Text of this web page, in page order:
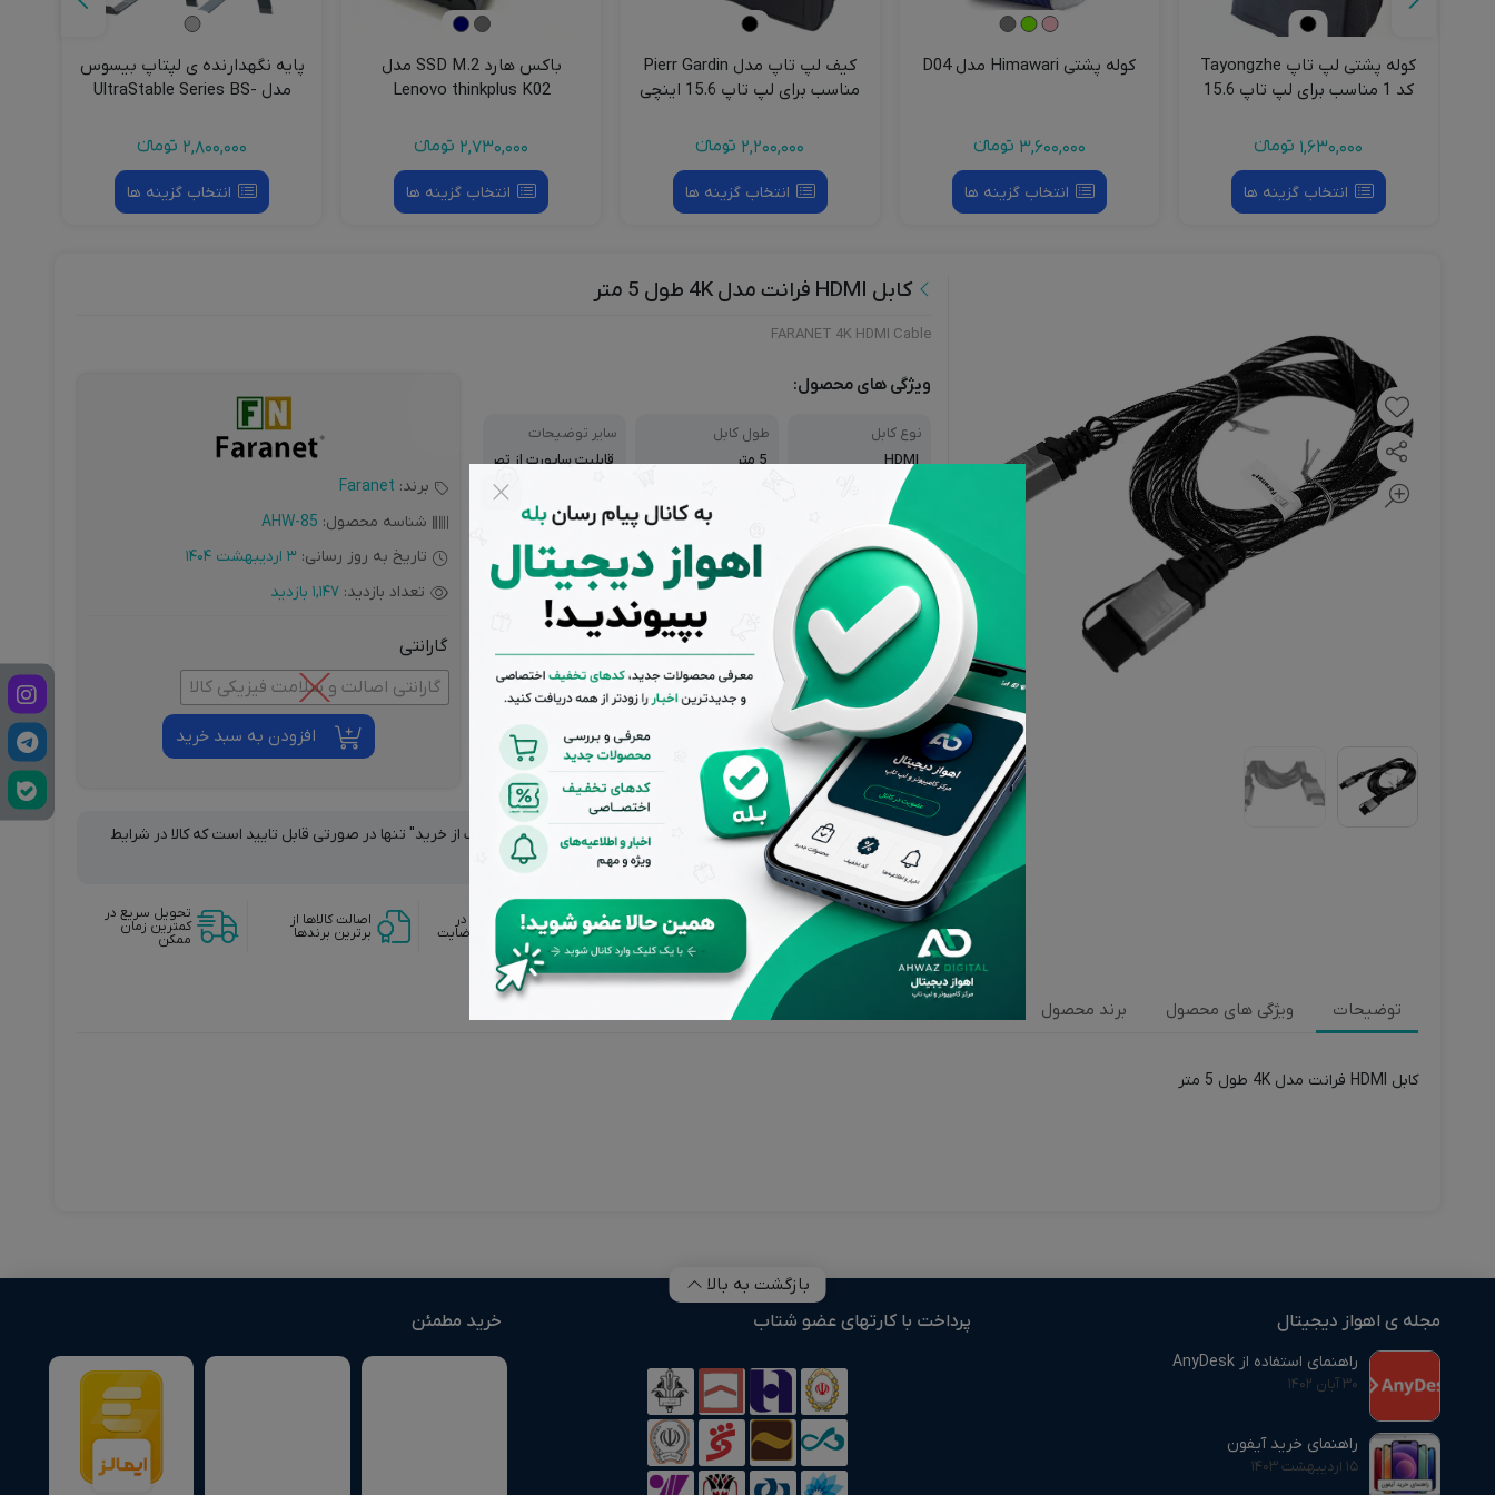
کوله پشتی لپ تاپ Tayongzhe
کد 1 مناسب برای لپ تاپ 15.6
1,630,000 تومانءء
انتخاب گزینه ها
کوله پشتی Himawari مدل D04
3,600,000 تومانءء
انتخاب گزینه ها
کیف لپ تاپ مدل Pierr Gardin
مناسب برای لپ تاپ 15.6 اینچی
2,200,000 تومانءء
انتخاب گزینه ها
باکس هارد SSD M.2 مدل
Lenovo thinkplus K02
2,730,000 تومانءء
انتخاب گزینه ها
پایه نگهدارنده ی لپتاپ بیسوس
مدل UltraStable Series BS-
2,800,000 تومانءء
انتخاب گزینه ها
کابل HDMI فرانت مدل 4K طول 5 متر
FARANET 4K HDMI Cable
ویژگی های محصول:
نوع کابل
HDMI
طول کابل
5 متر
سایر توضیحات
قابلیت ساپورت از تص
اویر ۳D، کابل شیلددا
ر سه لایه دو سر نر با
قابلیت پخش تصاویر
سه بعدی دارای سرع
ت و کیفیت بالا قابلی
ت ساپورت ۴K و FU
ب برای تلوزیون های
hd ،dvr,dvd ، سینما
ی خانگی ، کنسول جد
ید پلی استین ۳ سازگ
Cable ، DVR، DVD،
Home Theater an
d works with the
new Sony PlaySta
tion ۳. XBOX
مشاهده همه ویژگی‌ها
مشاوره و پرسش قبل از خرید
برند: Faranet
شناسه محصول: AHW-85
تاریخ به روز رسانی: 3 اردیبهشت 1404
تعداد بازدید: 1,147 بازدید
گارانتی
گارانتی اصالت و سلامت فیزیکی کالا
افزودن به سبد خرید
درخواست مرجوع کردن کالا در گروه کابل صوتی و تصویری با دلیل "انصراف از خرید" تنها در صورتی قابل تایید است که کالا در شرایط
اولیه باشد (در صورت پلمپ بودن، کالا نباید باز شده باشد).
تضمین بهترین
قیمت بازار
پشتیبانی از ساعت 9
تا 20 بجز ایام
تعطیل
بازگشت وجه در
صورت عدم رضایت
اصالت کالاها از
برترین برندها
تحویل سریع در
کمترین زمان
ممکن
توضیحات ویژگی های محصول برند محصول
کابل HDMI فرانت مدل 4K طول 5 متر
بازگشت به بالا
مجله ی اهواز دیجیتال
راهنمای استفاده از AnyDesk
۳۰ آبان ۱۴۰۲
راهنمای خرید آیفون
۱۵ اردیبهشت ۱۴۰۳
پرداخت با کارتهای عضو شتاب خرید مطمئن